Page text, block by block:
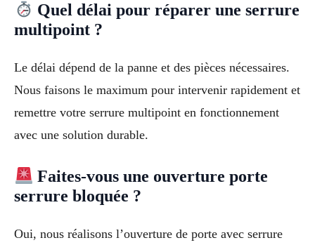
Quel délai pour réparer une serrure
multipoint ?
Le délai dépend de la panne et des pièces nécessaires.
Nous faisons le maximum pour intervenir rapidement et
remettre votre serrure multipoint en fonctionnement
avec une solution durable.
Faites-vous une ouverture porte
serrure bloquée ?
Oui, nous réalisons l’ouverture de porte avec serrure